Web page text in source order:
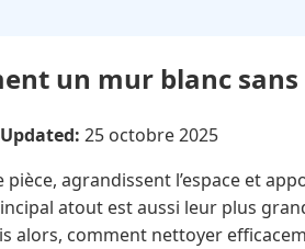
un mur blanc sans
Updated: 25 octobre 2025
agrandissent l’espace et
atout est aussi leur plus
alors, comment nettoyer